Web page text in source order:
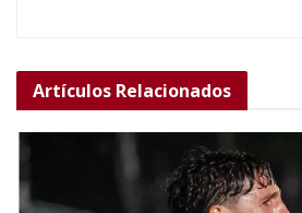
Artículos Relacionados